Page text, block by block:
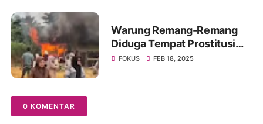
Warung Remang-Remang
Diduga Tempat Prostitusi
Dibongkar Paksa Oleh
FOKUS FEB 18, 2025
0 KOMENTAR